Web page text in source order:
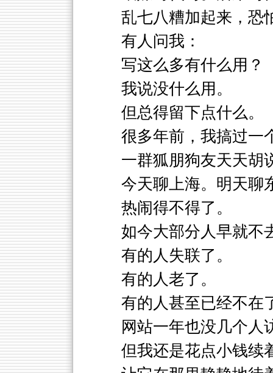
乱七八糟加起来，恐
有人问我：
写这么多有什么用？
我说没什么用。
但总得留下点什么。
很多年前，我搞过一
一群狐朋狗友天天胡
今天聊上海。明天聊
热闹得不得了。
如今大部分人早就不
有的人失联了。
有的人老了。
有的人甚至已经不在
网站一年也没几个人
但我还是花点小钱续